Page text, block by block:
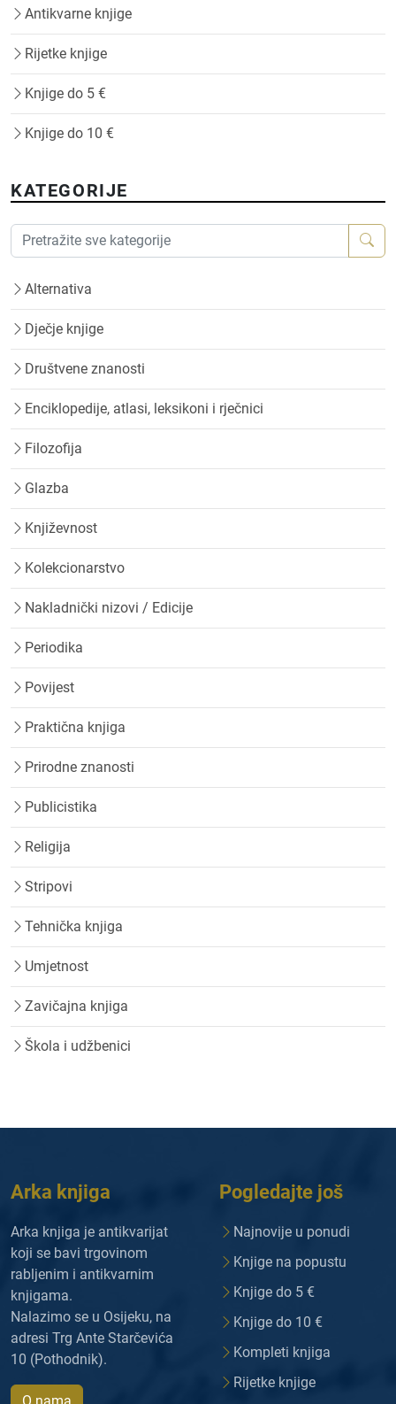
Antikvarne knjige
Rijetke knjige
Knjige do 5 €
Knjige do 10 €
KATEGORIJE
Alternativa
Dječje knjige
Društvene znanosti
Enciklopedije, atlasi, leksikoni i rječnici
Filozofija
Glazba
Književnost
Kolekcionarstvo
Nakladnički nizovi / Edicije
Periodika
Povijest
Praktična knjiga
Prirodne znanosti
Publicistika
Religija
Stripovi
Tehnička knjiga
Umjetnost
Zavičajna knjiga
Škola i udžbenici
Arka knjiga
Arka knjiga je antikvarijat
koji se bavi trgovinom
rabljenim i antikvarnim
knjigama.
Nalazimo se u Osijeku, na
adresi Trg Ante Starčevića
10 (Pothodnik).
Pogledajte još
Najnovije u ponudi
Knjige na popustu
Knjige do 5 €
Knjige do 10 €
Kompleti knjiga
Rijetke knjige